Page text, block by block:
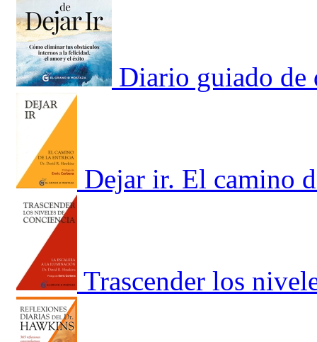
Diario guiado de
Dejar ir. El camino
Trascender los